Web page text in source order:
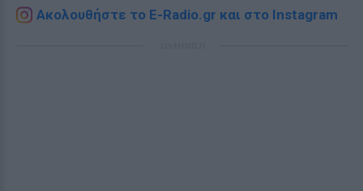
Ακολουθήστε το E-Radio.gr και στο Instagram